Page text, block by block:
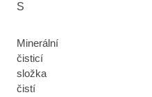
S
Minerální
čisticí
složka
čistí